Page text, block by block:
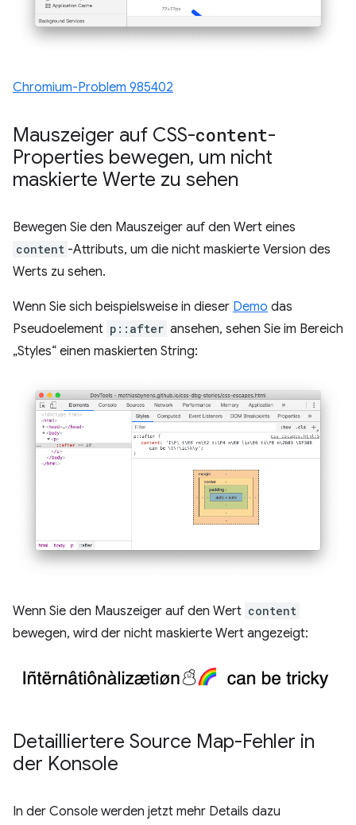
Chromium-Problem 985402
Mauszeiger auf CSS-content-
Properties bewegen, um nicht
maskierte Werte zu sehen
Bewegen Sie den Mauszeiger auf den Wert eines
content -Attributs, um die nicht maskierte Version des
Werts zu sehen.
Wenn Sie sich beispielsweise in dieser Demo das
Pseudoelement p::after ansehen, sehen Sie im Bereich
„Styles“ einen maskierten String:
Wenn Sie den Mauszeiger auf den Wert content
bewegen, wird der nicht maskierte Wert angezeigt:
Detailliertere Source Map-Fehler in
der Konsole
In der Console werden jetzt mehr Details dazu